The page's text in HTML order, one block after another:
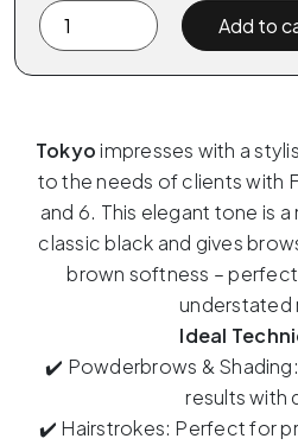
The
Pigment
x
Tokio
15ml
quantity
Add to
Tokyoimpresses with a
to the needs of clients with
and 6. This elegant tone is
classic black and gives
brown softness –
understated
Ideal
✔️ Powderbrows &
results with
✔️ Hairstrokes: Perfect for